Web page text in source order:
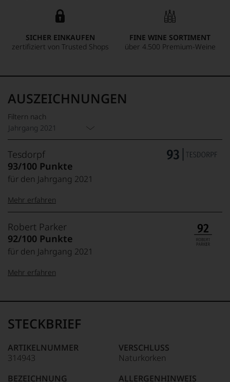
SICHER EINKAUFEN
zertifiziert von Trusted Shops
FINE WINE SORTIMENT
über 4.500 Premium-Weine
AUSZEICHNUNGEN
Filtern nach
Jahrgang 2021
Tesdorpf
93/100 Punkte
für den Jahrgang 2021
99–100 Punkte:
95–98 Punkte:
85–89 Punkte:
Tesdorpf
Der
Name
Tesdorpf
für
für
edlen
der
Welt,
wie
Mehr erfahren
Robert Parker
92/100 Punkte
für den Jahrgang 2021
95-90 Punkte:
Parker
Ganz
ohne
war
Robert
einer
Mehr erfahren
STECKBRIEF
ARTIKELNUMMER
314943
BEZEICHNUNG
VERSCHLUSS
Naturkorken
ALLERGENHINWEIS